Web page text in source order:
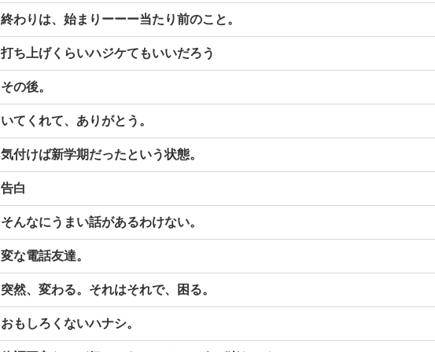
終わりは、始まりーーー当たり前のこと。
打ち上げくらいハジケてもいいだろう
その後。
いてくれて、ありがとう。
気付けば新学期だったという状態。
告白
そんなにうまい話があるわけない。
変な電話友達。
突然、変わる。それはそれで、困る。
おもしろくないハナシ。